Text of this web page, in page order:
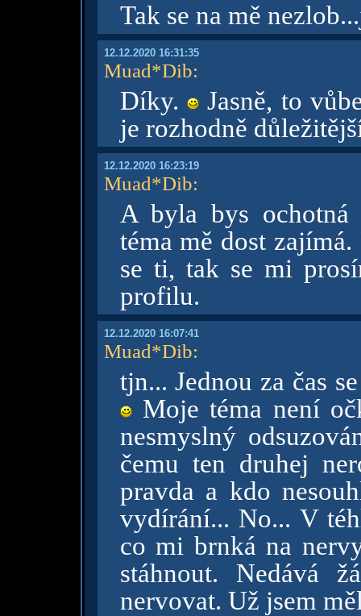
Tak se na mě
12.12.2020 16:31:35
Muad*Dib:
Díky.
Jasně, to
je rozhodně
12.12.2020 16:23:19
Muad*Dib:
A byla bys
téma mě dost
se ti, tak se mi
profilu.
12.12.2020 16:07:41
Muad*Dib:
tjn... Jednou za čas
Moje téma není
nesmyslný
čemu ten druhej
pravda a kdo
vydírání... No... V
co mi brnká na
stáhnout. Nedává
nervovat. Už jsem